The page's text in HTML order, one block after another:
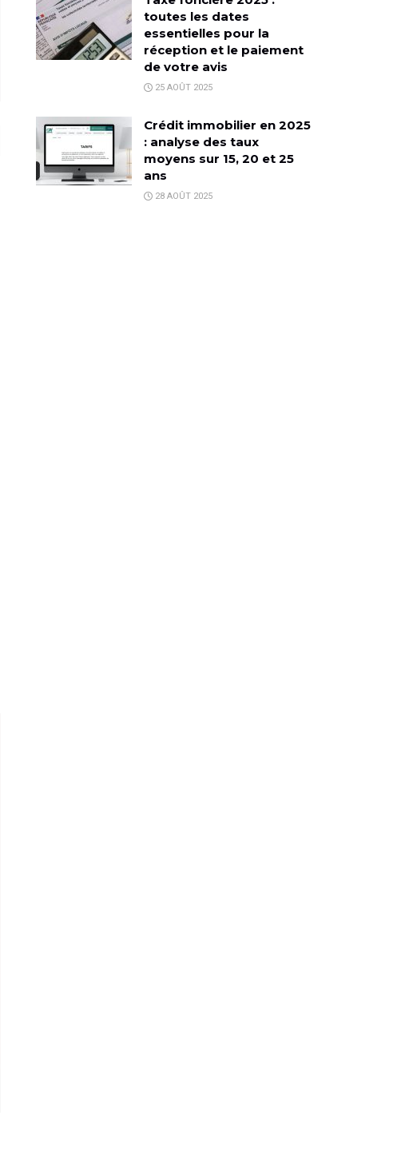
toutes les dates
essentielles pour la
réception et le paiement
de votre avis
25 AOÛT 2025
Crédit immobilier en 2025
: analyse des taux
moyens sur 15, 20 et 25
ans
28 AOÛT 2025